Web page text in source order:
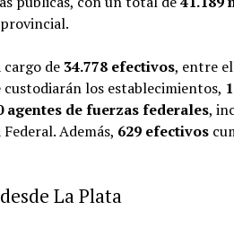
de 34.778 efectivos, entre
los establecimientos,
agentes de fuerzas federales,
Además, 629 efectivos
La Plata